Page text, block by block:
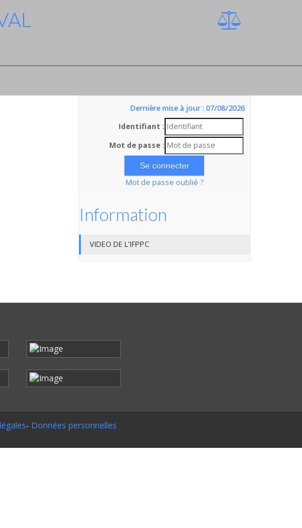
Dernière mise à jour : 07/08/2026
Identifiant :
Mot de passe :
Mot de passe oublié ?
Information
VIDEO DE L'IFPPC
- Données personnelles